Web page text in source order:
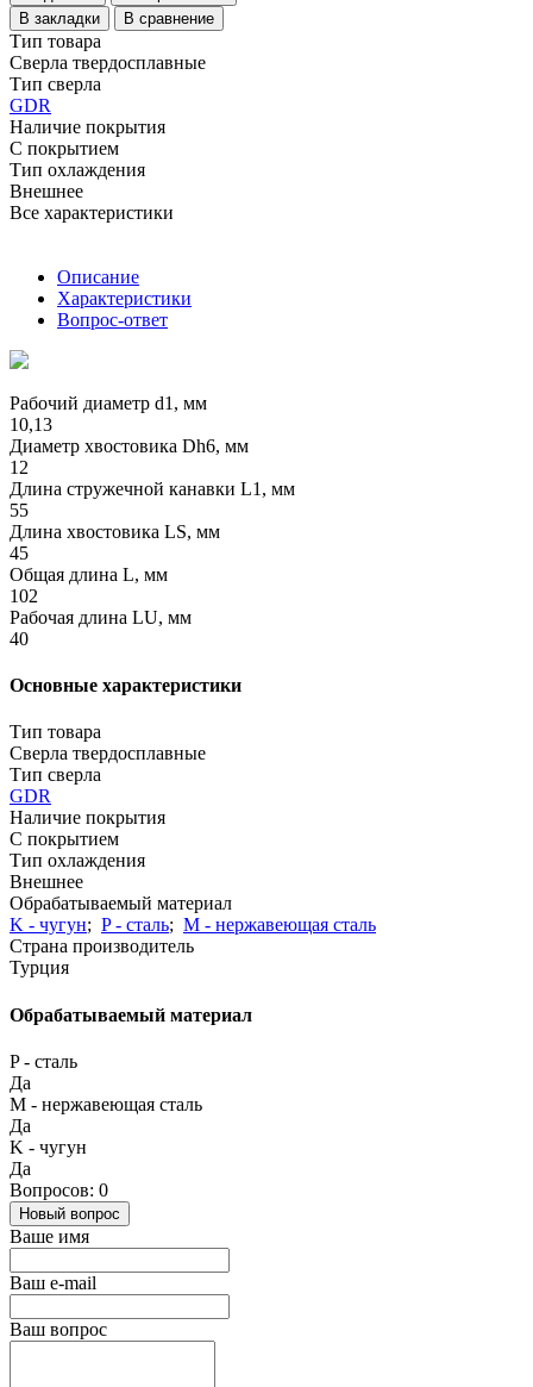
В закладки
В сравнение
Тип товара
Сверла твердосплавные
Тип сверла
GDR
Наличие покрытия
С покрытием
Тип охлаждения
Внешнее
Все характеристики
Описание
Характеристики
Вопрос-ответ
Рабочий диаметр d1, мм
10,13
Диаметр хвостовика Dh6, мм
12
Длина стружечной канавки L1, мм
55
Длина хвостовика LS, мм
45
Общая длина L, мм
102
Рабочая длина LU, мм
40
Основные характеристики
Тип товара
Сверла твердосплавные
Тип сверла
GDR
Наличие покрытия
С покрытием
Тип охлаждения
Внешнее
Обрабатываемый материал
K - чугун; P - сталь; М - нержавеющая сталь
Страна производитель
Турция
Обрабатываемый материал
P - сталь
Да
М - нержавеющая сталь
Да
K - чугун
Да
Вопросов: 0
Новый вопрос
Ваше имя
Ваш e-mail
Ваш вопрос